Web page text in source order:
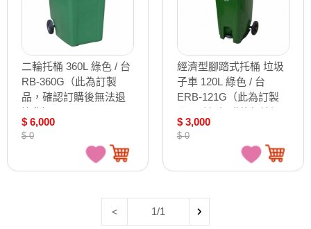
二輪托桶 360L 綠色 / 台
RB-360G（此為訂製
品，確認訂購後無法退
$ 6,000
$ 0
經濟型腳踏式托桶 垃圾
子車 120L 綠色 / 台
ERB-121G（此為訂製
換貨）
$ 3,000
$ 0
< 1/1